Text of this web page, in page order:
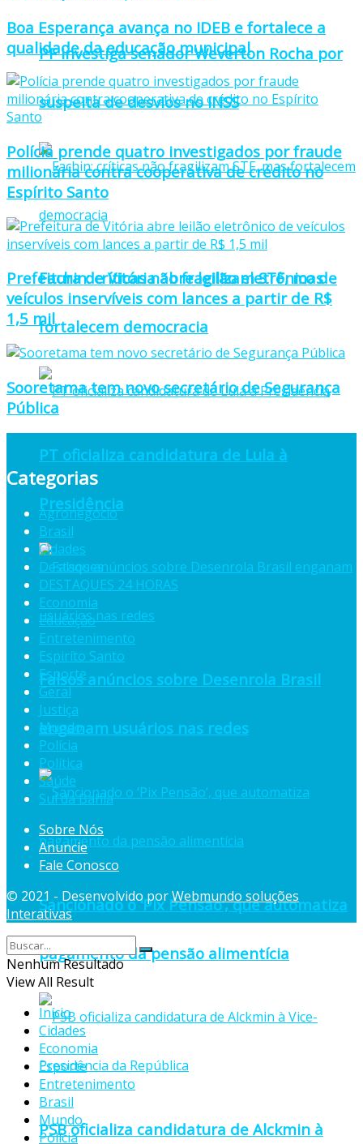
PF investiga senador Weverton Rocha por
suspeita de desvios no INSS
Fachin: críticas não fragilizam STF, mas
fortalecem democracia
PT oficializa candidatura de Lula à
Presidência
Falsos anúncios sobre Desenrola Brasil
enganam usuários nas redes
Sancionado o ‘Pix Pensão’, que automatiza
pagamento da pensão alimentícia
PSB oficializa candidatura de Alckmin à
Boa Esperança avança no IDEB e fortalece a
qualidade da educação municipal
Polícia prende quatro investigados por fraude
milionária contra cooperativa de crédito no
Espírito Santo
Prefeitura de Vitória abre leilão eletrônico de
veículos inservíveis com lances a partir de R$
1,5 mil
Sooretama tem novo secretário de Segurança
Pública
Categorias
Agronegócio
Brasil
Cidades
Destaques
DESTAQUES 24 HORAS
Economia
Educação
Entretenimento
Espiríto Santo
Esporte
Geral
Justiça
Mundo
Polícia
Política
Saúde
Sul da Bahia
Sobre Nós
Anuncie
Fale Conosco
© 2021 - Desenvolvido porWebmundo soluções
Interativas
Nenhum Resultado
View All Result
Início
Cidades
Economia
Esporte
Entretenimento
Brasil
Mundo
Polícia